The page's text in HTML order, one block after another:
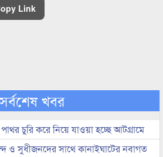
Link
খবর
চুরি করে নিয়ে যাওয়া হচ্ছে আটগ্রামে
ও সুধীজনদের সাথে কানাইঘাটের নবাগত